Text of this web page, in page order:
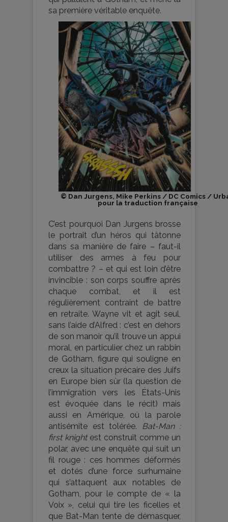
sa première véritable enquête.
© Dan Jurgens, Mike Perkins / DC Comics /
pour la traduction française
C’est pourquoi Dan Jurgens brosse
le portrait d’un héros qui tâtonne
dans sa manière de faire – faut-il
utiliser des armes à feu pour
combattre ? – et qui est loin d’être
invincible : son corps souffre après
chaque combat, et il est
régulièrement contraint de battre
en retraite. Wayne vit et agit seul,
sans l’aide d’Alfred : c’est en dehors
de son manoir qu’il trouve un appui
moral, en particulier chez un rabbin
de Gotham, figure qui souligne en
creux la situation précaire des Juifs
en Europe bien sûr (la question de
l’immigration vers les États-Unis
est évoquée dans le récit) mais
aussi en Amérique, où la parole
antisémite est tolérée. Bat-Man :
first knightest construit comme un
polar, avec une enquête qui suit un
fil rouge : ces hommes déformés
et dotés d’une force surhumaine
qui s’attaquent aux notables de
Gotham, pour le compte de « la
Voix », celui qui tire les ficelles et
que Bat-Man tente de démasquer,